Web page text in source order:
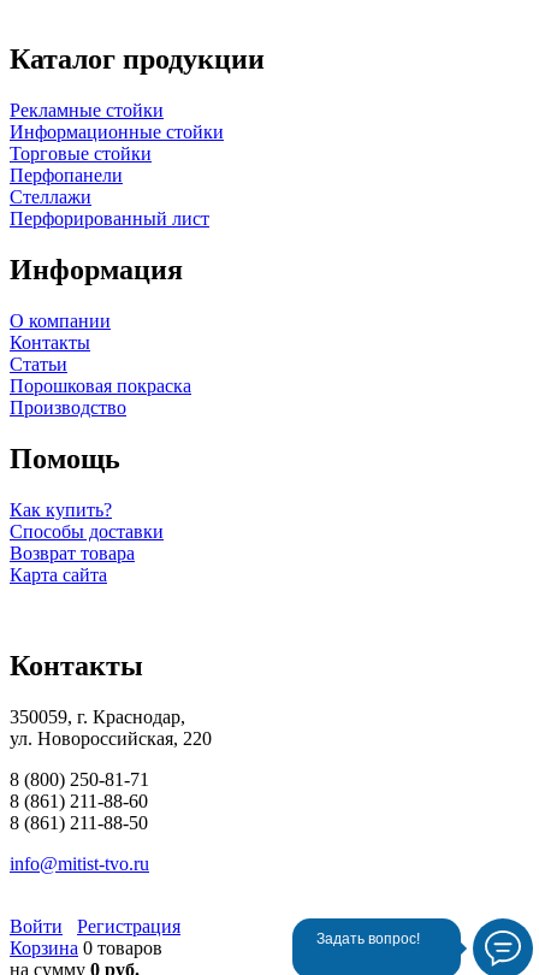
Каталог продукции
Рекламные стойки
Информационные стойки
Торговые стойки
Перфопанели
Стеллажи
Перфорированный лист
Информация
О компании
Контакты
Статьи
Порошковая покраска
Производство
Помощь
Как купить?
Способы доставки
Возврат товара
Карта сайта
Контакты
350059, г. Краснодар,
ул. Новороссийская, 220
8 (800) 250-81-71
8 (861) 211-88-60
8 (861) 211-88-50
info@mitist-tvo.ru
Войти
Регистрация
Корзина 0 товаров
на сумму 0 руб.
Задать вопрос!